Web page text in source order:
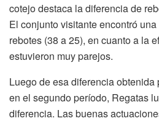
cotejo destaca la diferencia de
El conjunto visitante encontró
rebotes (38 a 25), en cuanto a la
estuvieron muy parejos.
Luego de esa diferencia
en el segundo período, Regatas
diferencia. Las buenas